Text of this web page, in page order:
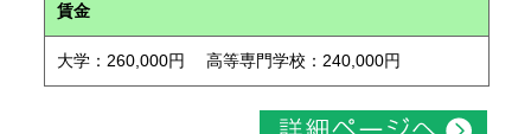
賃金
大学：260,000円 高等専門学校：240,000円